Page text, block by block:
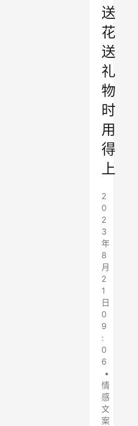
送
花
送
礼
物
时
用
得
上
2
0
2
3
年
8
月
2
1
日
0
9
:
0
6
•
情
感
文
案